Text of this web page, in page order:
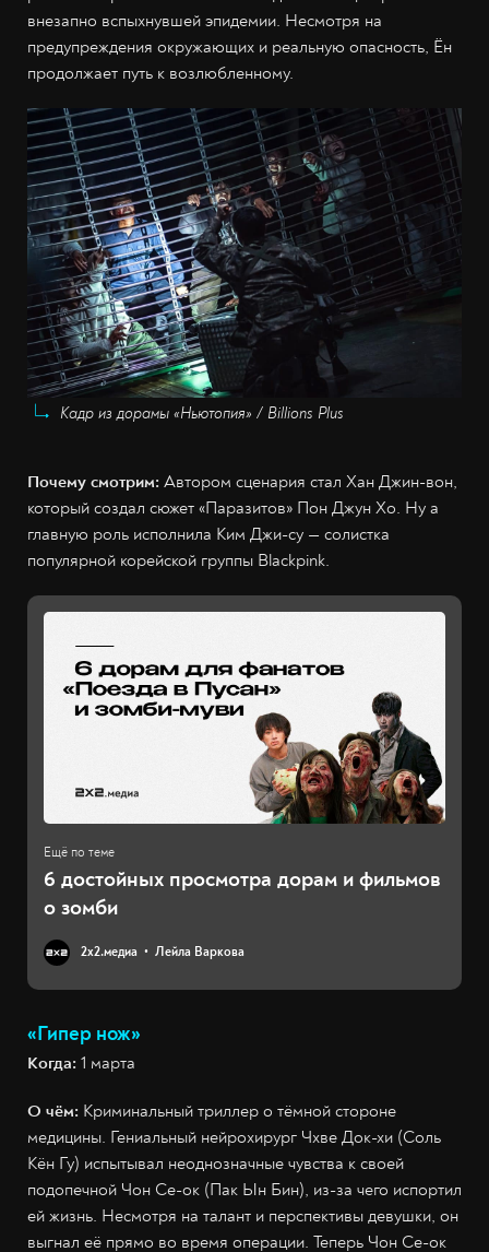
внезапно вспыхнувшей эпидемии. Несмотря на
предупреждения окружающих и реальную опасность, Ён
продолжает путь к возлюбленному.
Кадр из дорамы «Ньютопия» / Billions Plus
Почему смотрим: Автором сценария стал Хан Джин-вон,
который создал сюжет «Паразитов» Пон Джун Хо. Ну а
главную роль исполнила Ким Джи-су — солистка
популярной корейской группы Blackpink.
6 достойных просмотра дорам и фильмов
о зомби
2х2.медиа Лейла Варкова
«Гипер нож»
Когда: 1 марта
О чём: Криминальный триллер о тёмной стороне
медицины. Гениальный нейрохирург Чхве Док-хи (Соль
Кён Гу) испытывал неоднозначные чувства к своей
подопечной Чон Се-ок (Пак Ын Бин), из-за чего испортил
ей жизнь. Несмотря на талант и перспективы девушки, он
выгнал её прямо во время операции. Теперь Чон Се-ок